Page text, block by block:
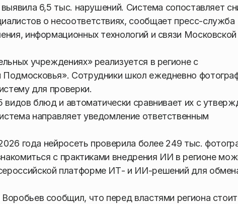
6,5 тыс. нарушений. Система сопоставляет
о несоответствиях, сообщает пресс-служба
информационных технологий и связи Московской
учреждениях» реализуется в регионе с
Сотрудники школ ежедневно
для проверки.
видов блюд и автоматически сравнивает их с
направляет уведомление ответственным
года нейросеть проверила более 249 тыс.
с практиками внедрения ИИ в регионе
платформе ИТ- и ИИ-решений для
сообщил, что перед властями региона